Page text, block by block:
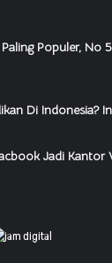
Populer, No
Di Indonesia?
Jadi Kantor